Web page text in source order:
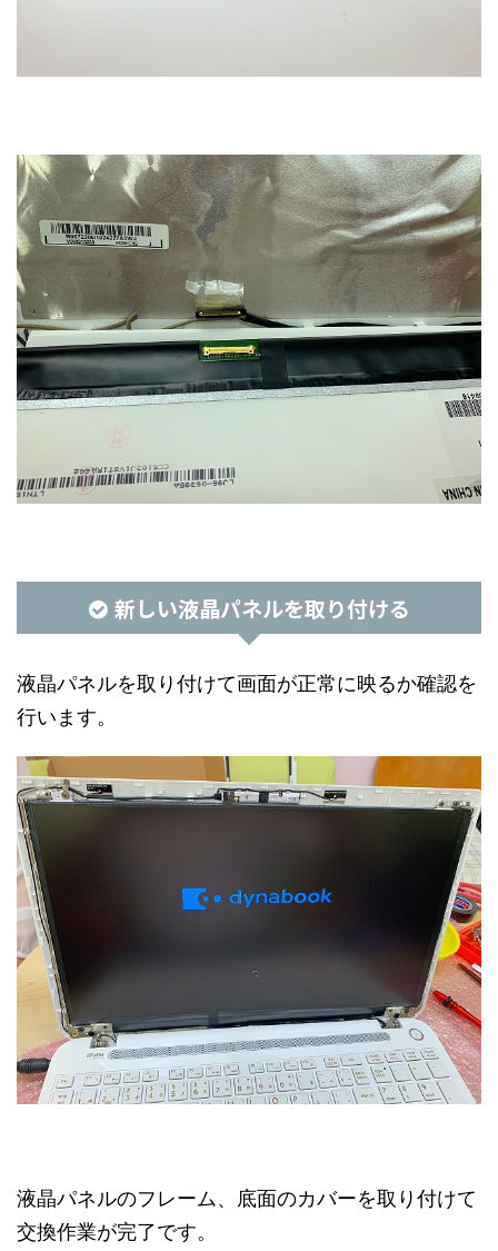
新しい液晶パネルを取り付ける
液晶パネルを取り付けて画面が正常に映るか確認を
行います。
液晶パネルのフレーム、底面のカバーを取り付けて
交換作業が完了です。